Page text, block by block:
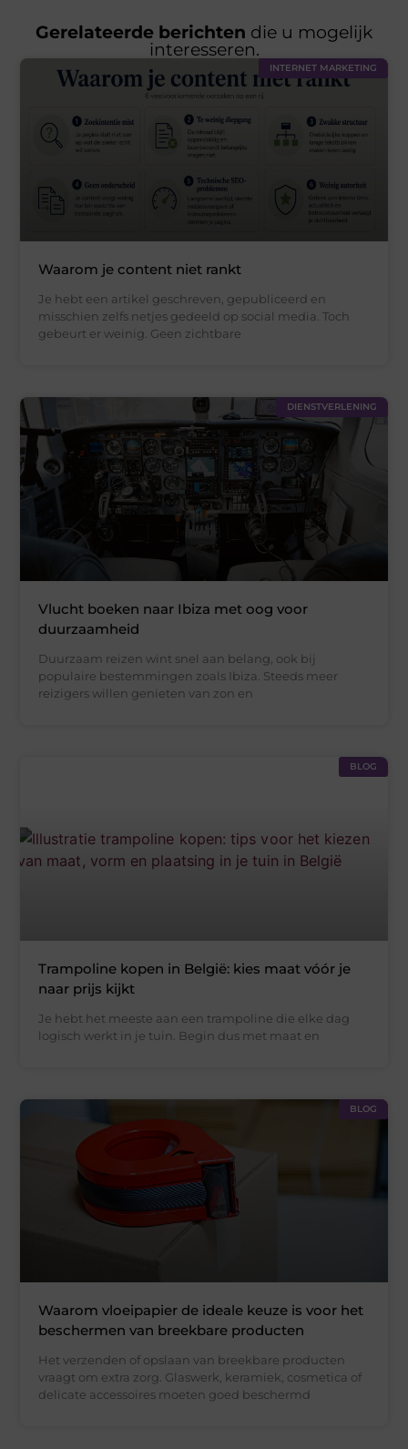
Gerelateerde berichten die u mogelijk
interesseren.
INTERNET MARKETING
Waarom je content niet rankt
Je hebt een artikel geschreven, gepubliceerd en
misschien zelfs netjes gedeeld op social media. Toch
gebeurt er weinig. Geen zichtbare
DIENSTVERLENING
Vlucht boeken naar Ibiza met oog voor
duurzaamheid
Duurzaam reizen wint snel aan belang, ook bij
populaire bestemmingen zoals Ibiza. Steeds meer
reizigers willen genieten van zon en
BLOG
Trampoline kopen in België: kies maat vóór je
naar prijs kijkt
Je hebt het meeste aan een trampoline die elke dag
logisch werkt in je tuin. Begin dus met maat en
BLOG
Waarom vloeipapier de ideale keuze is voor het
beschermen van breekbare producten
Het verzenden of opslaan van breekbare producten
vraagt om extra zorg. Glaswerk, keramiek, cosmetica of
delicate accessoires moeten goed beschermd